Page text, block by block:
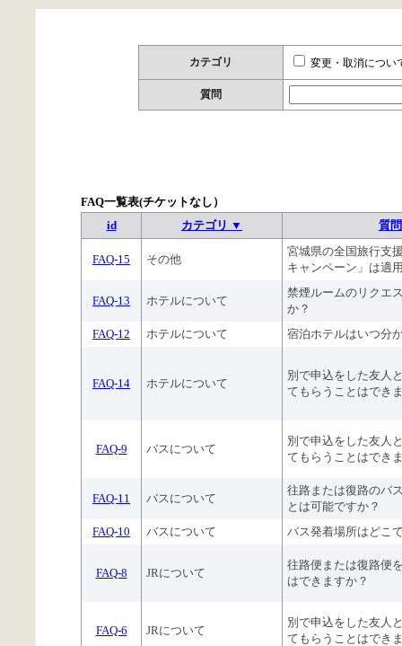
カテゴリ 変更・取消につい
質問
FAQ一覧表(チケットなし）
id
カテゴリ ▼ 質問
FAQ-15 その他
宮城県の全国旅行支
キャンペーン」は適
FAQ-13 ホテルについて
禁煙ルームのリクエ
か？
FAQ-12
ホテルについて 宿泊ホテルはいつ分
FAQ-14 ホテルについて
別で申込をした友人
てもらうことはでき
FAQ-9 バスについて
別で申込をした友人
てもらうことはでき
FAQ-11 バスについて
往路または復路のバ
とは可能ですか？
FAQ-10
バスについて バス発着場所はどこ
FAQ-8 JRについて
往路便または復路便
はできますか？
FAQ-6 JRについて
別で申込をした友人
てもらうことはでき